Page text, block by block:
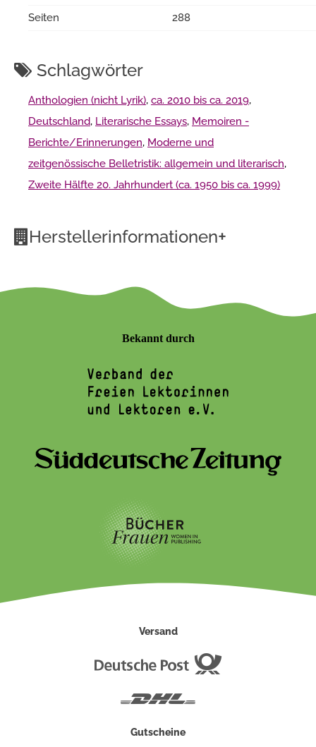
Seiten 288
Schlagwörter
Anthologien (nicht Lyrik), ca. 2010 bis ca. 2019,
Deutschland, Literarische Essays, Memoiren -
Berichte/Erinnerungen, Moderne und
zeitgenössische Belletristik: allgemein und literarisch,
Zweite Hälfte 20. Jahrhundert (ca. 1950 bis ca. 1999)
Herstellerinformationen+
Bekannt durch
Versand
Gutscheine